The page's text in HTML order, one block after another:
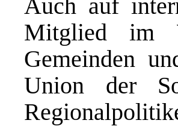
Auch auf
Mitglied im
Gemeinden
Union der